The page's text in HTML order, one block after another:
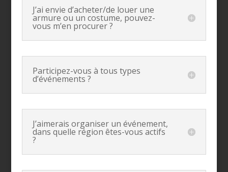
J’ai envie d’acheter/de louer une
armure ou un costume, pouvez-
vous m’en procurer ?
Participez-vous à tous types
d’événements ?
J’aimerais organiser un événement,
dans quelle région êtes-vous actifs
?